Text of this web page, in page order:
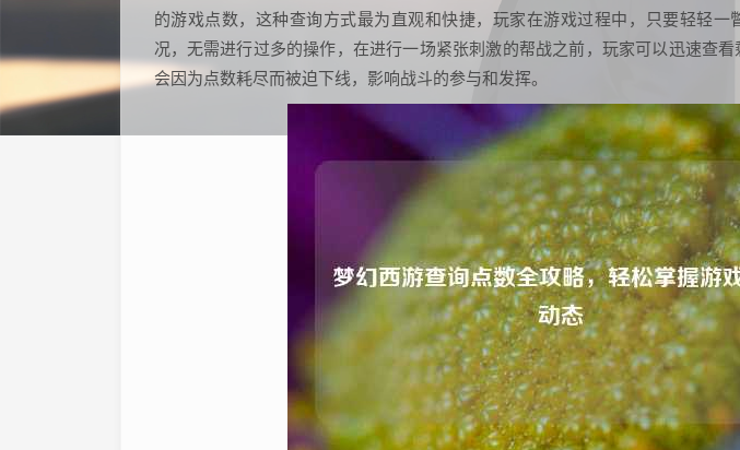
的游戏点数，这种查询方式最为直观和快捷，玩家在游戏过程中，只要轻轻一
况，无需进行过多的操作，在进行一场紧张刺激的帮战之前，玩家可以迅速查
会因为点数耗尽而被迫下线，影响战斗的参与和发挥。